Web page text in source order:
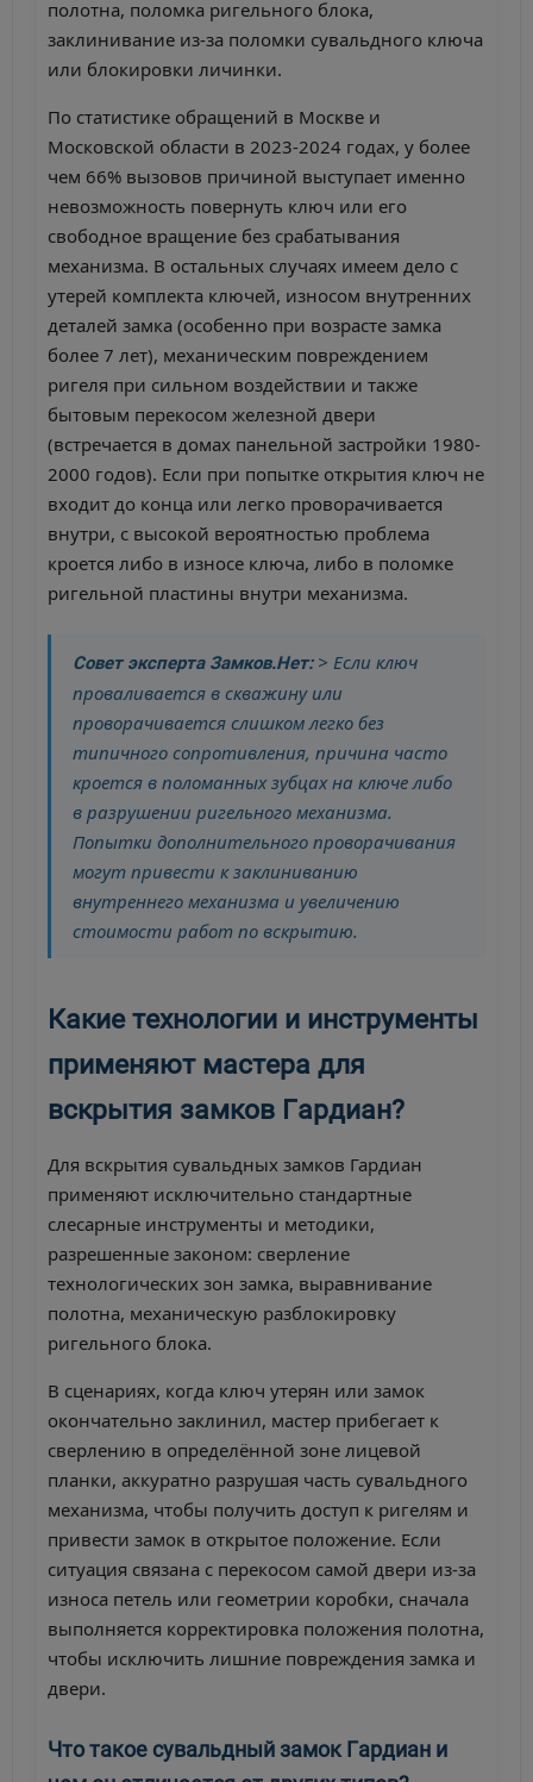
полотна, поломка ригельного блока,
заклинивание из-за поломки сувальдного ключа
или блокировки личинки.
По статистике обращений в Москве и
Московской области в 2023-2024 годах, у более
чем 66% вызовов причиной выступает именно
невозможность повернуть ключ или его
свободное вращение без срабатывания
механизма. В остальных случаях имеем дело с
утерей комплекта ключей, износом внутренних
деталей замка (особенно при возрасте замка
более 7 лет), механическим повреждением
ригеля при сильном воздействии и также
бытовым перекосом железной двери
(встречается в домах панельной застройки 1980-
2000 годов). Если при попытке открытия ключ не
входит до конца или легко проворачивается
внутри, с высокой вероятностью проблема
кроется либо в износе ключа, либо в поломке
ригельной пластины внутри механизма.
Совет эксперта Замков.Нет:> Если ключ
проваливается в скважину или
проворачивается слишком легко без
типичного сопротивления, причина часто
кроется в поломанных зубцах на ключе либо
в разрушении ригельного механизма.
Попытки дополнительного проворачивания
могут привести к заклиниванию
внутреннего механизма и увеличению
стоимости работ по вскрытию.
Какие технологии и инструменты
применяют мастера для
вскрытия замков Гардиан?
Для вскрытия сувальдных замков Гардиан
применяют исключительно стандартные
слесарные инструменты и методики,
разрешенные законом: сверление
технологических зон замка, выравнивание
полотна, механическую разблокировку
ригельного блока.
В сценариях, когда ключ утерян или замок
окончательно заклинил, мастер прибегает к
сверлению в определённой зоне лицевой
планки, аккуратно разрушая часть сувальдного
механизма, чтобы получить доступ к ригелям и
привести замок в открытое положение. Если
ситуация связана с перекосом самой двери из-за
износа петель или геометрии коробки, сначала
выполняется корректировка положения полотна,
чтобы исключить лишние повреждения замка и
двери.
Что такое сувальдный замок Гардиан и